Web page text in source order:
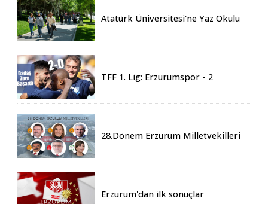
Atatürk Üniversitesi'ne Yaz Okulu
TFF 1. Lig: Erzurumspor - 2
28.Dönem Erzurum Milletvekilleri
Erzurum'dan ilk sonuçlar